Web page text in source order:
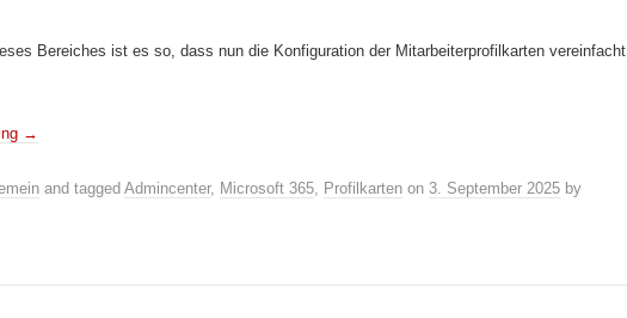
Bereiches ist es so, dass nun die Konfiguration der Mitarbeiterprofilkarten vereinfacht
→
and tagged Admincenter, Microsoft 365, Profilkarten on 3. September 2025 by